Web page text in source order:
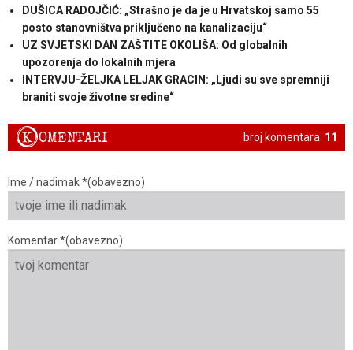
DUŠICA RADOJČIĆ: „Strašno je da je u Hrvatskoj samo 55
posto stanovništva priključeno na kanalizaciju“
UZ SVJETSKI DAN ZAŠTITE OKOLIŠA: Od globalnih
upozorenja do lokalnih mjera
INTERVJU-ŽELJKA LELJAK GRACIN: „Ljudi su sve spremniji
braniti svoje životne sredine“
broj komentara: 11
KOMENTARI
Ime / nadimak *(obavezno)
Komentar *(obavezno)